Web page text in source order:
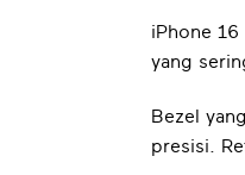
iPhone
yang
Bezel
presisi.